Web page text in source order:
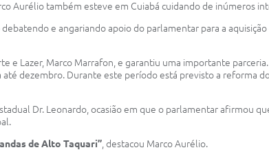
Aurélio também esteve em Cuiabá cuidando de inúmeros
e angariando apoio do parlamentar para a
e Lazer, Marco Marrafon, e garantiu uma importante
dezembro. Durante este período está previsto a reforma
Dr. Leonardo, ocasião em que o parlamentar afirmou
de Alto Taquari” , destacou Marco Aurélio.